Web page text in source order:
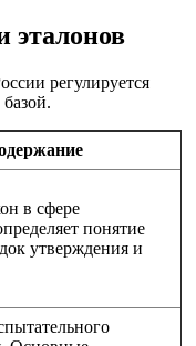
эталонов
регулируется
в сфере
понятие
утверждения и